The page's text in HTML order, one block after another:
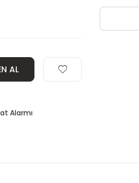
AL
Alarmı